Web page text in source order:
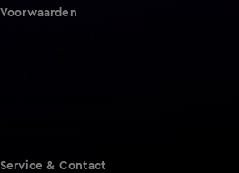
Voorwaarden
Service & Contact